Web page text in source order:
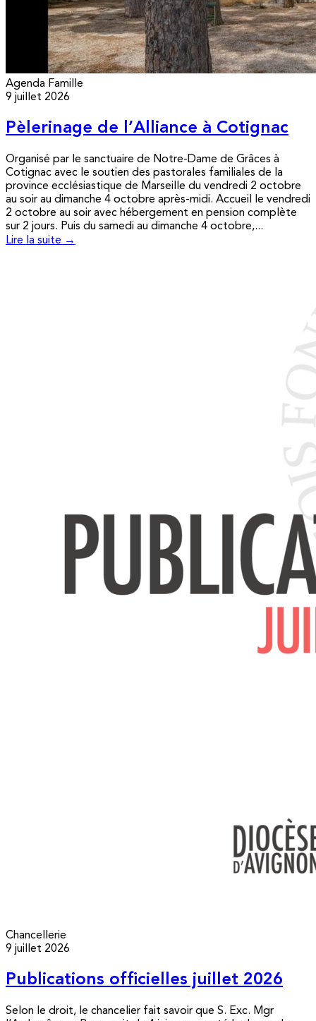
Agenda Famille
9 juillet 2026
Pèlerinage de l’Alliance à Cotignac
Organisé par le sanctuaire de Notre-Dame de Grâces à
Cotignac avec le soutien des pastorales familiales de la
province ecclésiastique de Marseille du vendredi 2 octobre
au soir au dimanche 4 octobre après-midi. Accueil le vendredi
2 octobre au soir avec hébergement en pension complète
sur 2 jours. Puis du samedi au dimanche 4 octobre,...
Lire la suite →
Chancellerie
9 juillet 2026
Publications officielles juillet 2026
Selon le droit, le chancelier fait savoir que S. Exc. Mgr